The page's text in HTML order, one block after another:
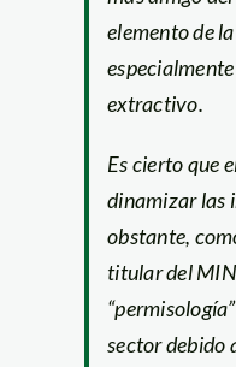
elemento de
extractivo.
Es cierto que
dinamizar las
obstante,
titular del
sector debido